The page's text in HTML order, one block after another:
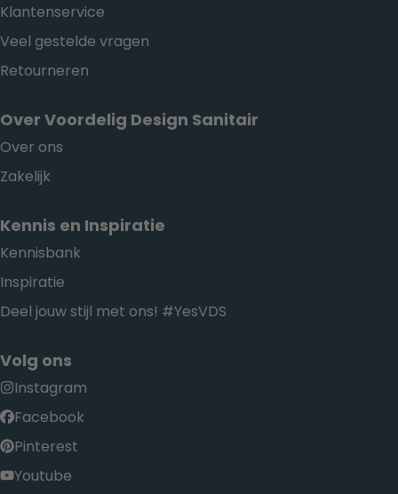
Klantenservice
Veel gestelde vragen
Retourneren
Over Voordelig Design Sanitair
Over ons
Zakelijk
Kennis en Inspiratie
Kennisbank
Inspiratie
Deel jouw stijl met ons! #YesVDS
Volg ons
Instagram
Facebook
Pinterest
Youtube